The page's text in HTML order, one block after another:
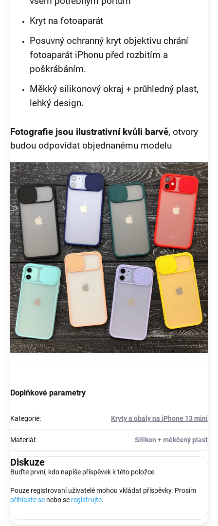
Kryt na fotoaparát
Posuvný ochranný kryt objektivu chrání
fotoaparát iPhonu před rozbitím a
poškrábáním.
Měkký silikonový okraj + průhledný plast,
lehký design.
Fotografie jsou ilustrativní kvůli barvě, otvory
budou odpovídat objednanému modelu
Doplňkové parametry
Kategorie: Kryty a obaly na iPhone 13 mini
Materiál : Silikon + měkčený plast
Diskuze
Buďte první, kdo napíše příspěvek k této položce.
Pouze registrovaní uživatelé mohou vkládat příspěvky. Prosím
přihlaste se nebo se registrujte.